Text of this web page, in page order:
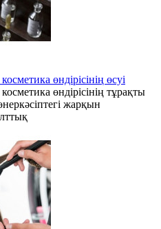
өндірісінің өсуі
өндірісінің тұрақты
жарқын